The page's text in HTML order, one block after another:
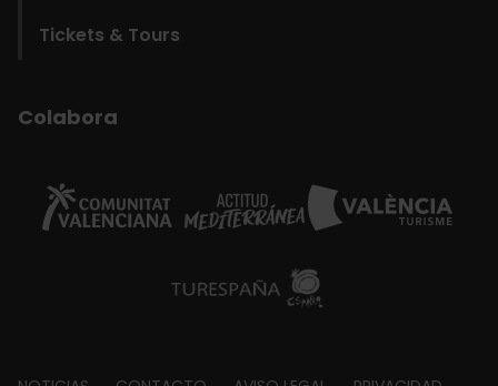
Tickets & Tours
Colabora